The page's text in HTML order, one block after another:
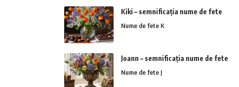
Kiki – semnificația nume de fete
Nume de fete K
Joann – semnificația nume de fete
Nume de fete J